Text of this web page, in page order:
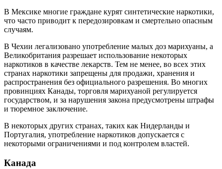
В Мексике многие граждане курят синтетические наркотики,
что часто приводит к передозировкам и смертельно опасным
случаям.
В Чехии легализовано употребление малых доз марихуаны, а
Великобритания разрешает использование некоторых
наркотиков в качестве лекарств. Тем не менее, во всех этих
странах наркотики запрещены для продажи, хранения и
распространения без официального разрешения. Во многих
провинциях Канады, торговля марихуаной регулируется
государством, и за нарушения закона предусмотрены штрафы
и тюремное заключение.
В некоторых других странах, таких как Нидерланды и
Португалия, употребление наркотиков допускается с
некоторыми ограничениями и под контролем властей.
Канада